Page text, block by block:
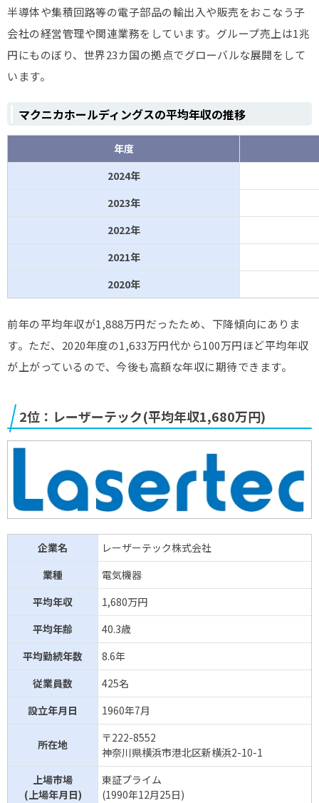
パイオラックス 627万円 金属製品 41.7歳
オハラ 625万円 ガラス・土石製品 41.3歳
大井電気 623万円 電気機器
エンジニアリング
機械 41歳
富士ソフト(*)
化学 41歳
横浜丸魚 617万円 卸売業 42.6歳
アルプス物流(*) 603万円 陸運業
黒田精工 590万円 機械 42.5歳
昭和真空 589万円 機械 44.8歳
ハイマックス 589万円 情報・通信業 37.7歳
文教堂グループ
ホールディングス
580万円
Hamee 577万円 小売業 36.9歳
ソディック
図研エルミック
半導体や集積回路等の電子部品の輸出入や販売をおこなう子
会社の経営管理や関連業務をしています。グループ売上は1兆
円にものぼり、世界23カ国の拠点でグローバルな展開をして
います。
マクニカホールディングスの平均年収の推移
年度
2024年
2023年
2022年
2021年
2020年
前年の平均年収が1,888万円だったため、下降傾向にありま
す。ただ、2020年度の1,633万円代から100万円ほど平均年収
が上がっているので、今後も高額な年収に期待できます。
2位：レーザーテック(平均年収1,680万円)
企業名
レーザーテック株式会社
業種
電気機器
平均年収
1,680万円
平均年齢
40.3歳
平均勤続年数
8.6年
従業員数
425名
設立年月日
1960年7月
所在地
〒222-8552
神奈川県横浜市港北区新横浜2-10-1
上場市場
(上場年月日)
東証プライム
(1990年12月25日)